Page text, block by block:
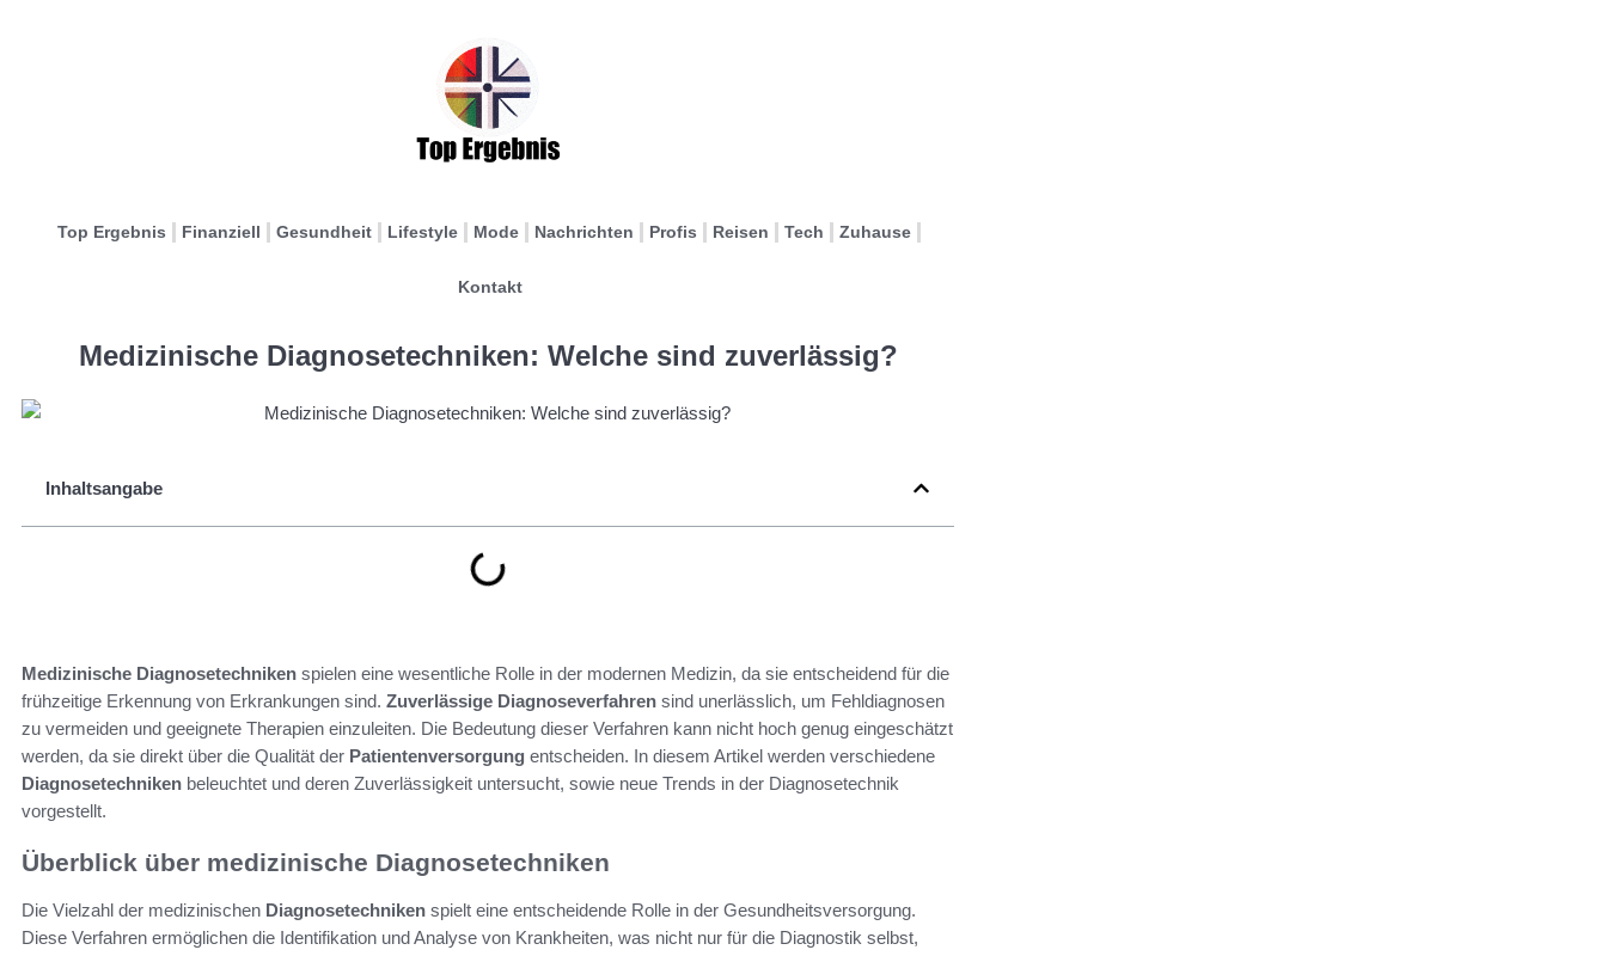
Top Ergebnis Finanziell Gesundheit Lifestyle Mode Nachrichten Profis Reisen Tech Zuhause
Kontakt
Medizinische Diagnosetechniken: Welche sind zuverlässig?
Inhaltsangabe
Medizinische Diagnosetechniken spielen eine wesentliche Rolle in der modernen Medizin, da sie entscheidend für die
frühzeitige Erkennung von Erkrankungen sind. Zuverlässige Diagnoseverfahren sind unerlässlich, um Fehldiagnosen
zu vermeiden und geeignete Therapien einzuleiten. Die Bedeutung dieser Verfahren kann nicht hoch genug eingeschätzt
werden, da sie direkt über die Qualität der Patientenversorgung entscheiden. In diesem Artikel werden verschiedene
Diagnosetechniken beleuchtet und deren Zuverlässigkeit untersucht, sowie neue Trends in der Diagnosetechnik
vorgestellt.
Überblick über medizinische Diagnosetechniken
Die Vielzahl der medizinischen Diagnosetechniken spielt eine entscheidende Rolle in der Gesundheitsversorgung.
Diese Verfahren ermöglichen die Identifikation und Analyse von Krankheiten, was nicht nur für die Diagnostik selbst,